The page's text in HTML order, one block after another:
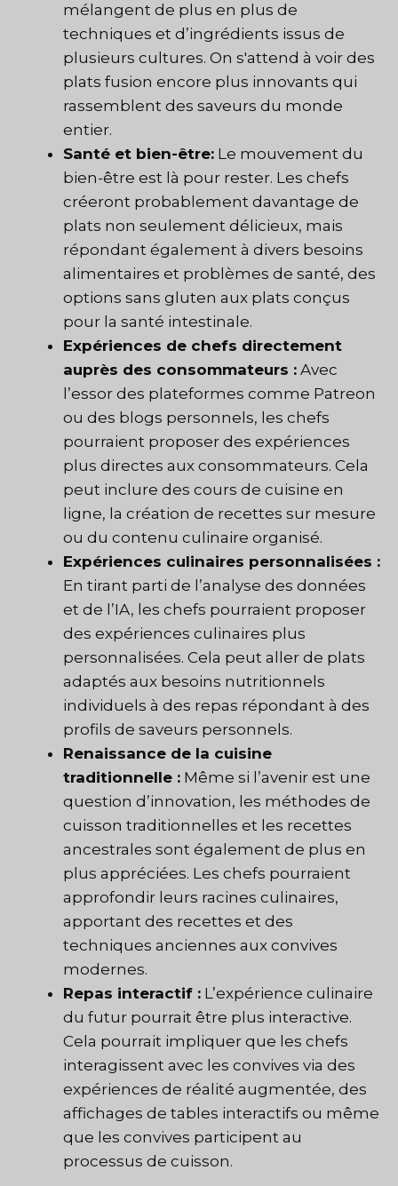
mélangent de plus en plus de
techniques et d’ingrédients issus de
plusieurs cultures. On s'attend à voir des
plats fusion encore plus innovants qui
rassemblent des saveurs du monde
entier.
Santé et bien-être: Le mouvement du
bien-être est là pour rester. Les chefs
créeront probablement davantage de
plats non seulement délicieux, mais
répondant également à divers besoins
alimentaires et problèmes de santé, des
options sans gluten aux plats conçus
pour la santé intestinale.
Expériences de chefs directement
auprès des consommateurs : Avec
l’essor des plateformes comme Patreon
ou des blogs personnels, les chefs
pourraient proposer des expériences
plus directes aux consommateurs. Cela
peut inclure des cours de cuisine en
ligne, la création de recettes sur mesure
ou du contenu culinaire organisé.
Expériences culinaires personnalisées :
En tirant parti de l’analyse des données
et de l’IA, les chefs pourraient proposer
des expériences culinaires plus
personnalisées. Cela peut aller de plats
adaptés aux besoins nutritionnels
individuels à des repas répondant à des
profils de saveurs personnels.
Renaissance de la cuisine
traditionnelle : Même si l’avenir est une
question d’innovation, les méthodes de
cuisson traditionnelles et les recettes
ancestrales sont également de plus en
plus appréciées. Les chefs pourraient
approfondir leurs racines culinaires,
apportant des recettes et des
techniques anciennes aux convives
modernes.
Repas interactif : L’expérience culinaire
du futur pourrait être plus interactive.
Cela pourrait impliquer que les chefs
interagissent avec les convives via des
expériences de réalité augmentée, des
affichages de tables interactifs ou même
que les convives participent au
processus de cuisson.